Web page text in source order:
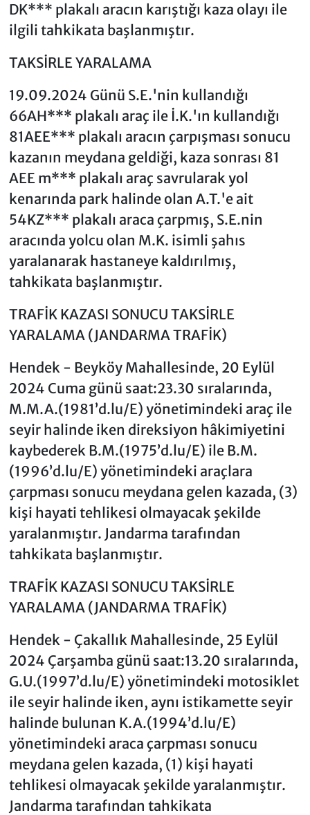
DK*** plakalı aracın karıştığı kaza olayı ile
ilgili tahkikata başlanmıştır.
TAKSİRLE YARALAMA
19.09.2024 Günü S.E.'nin kullandığı
66AH*** plakalı araç ile İ.K.'ın kullandığı
81AEE*** plakalı aracın çarpışması sonucu
kazanın meydana geldiği, kaza sonrası 81
AEE m*** plakalı araç savrularak yol
kenarında park halinde olan A.T.'e ait
54KZ*** plakalı araca çarpmış, S.E.nin
aracında yolcu olan M.K. isimli şahıs
yaralanarak hastaneye kaldırılmış,
tahkikata başlanmıştır.
TRAFİK KAZASI SONUCU TAKSİRLE
YARALAMA (JANDARMA TRAFİK)
Hendek - Beyköy Mahallesinde, 20 Eylül
2024 Cuma günü saat:23.30 sıralarında,
M.M.A.(1981’d.lu/E) yönetimindeki araç ile
seyir halinde iken direksiyon hâkimiyetini
kaybederek B.M.(1975’d.lu/E) ile B.M.
(1996’d.lu/E) yönetimindeki araçlara
çarpması sonucu meydana gelen kazada, (3)
kişi hayati tehlikesi olmayacak şekilde
yaralanmıştır. Jandarma tarafından
tahkikata başlanmıştır.
TRAFİK KAZASI SONUCU TAKSİRLE
YARALAMA (JANDARMA TRAFİK)
Hendek - Çakallık Mahallesinde, 25 Eylül
2024 Çarşamba günü saat:13.20 sıralarında,
G.U.(1997’d.lu/E) yönetimindeki motosiklet
ile seyir halinde iken, aynı istikamette seyir
halinde bulunan K.A.(1994’d.lu/E)
yönetimindeki araca çarpması sonucu
meydana gelen kazada, (1) kişi hayati
tehlikesi olmayacak şekilde yaralanmıştır.
Jandarma tarafından tahkikata